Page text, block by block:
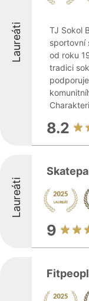
Laureáti
TJ Sokol
sportovní
od roku
tradici
8.2
Laureáti
9